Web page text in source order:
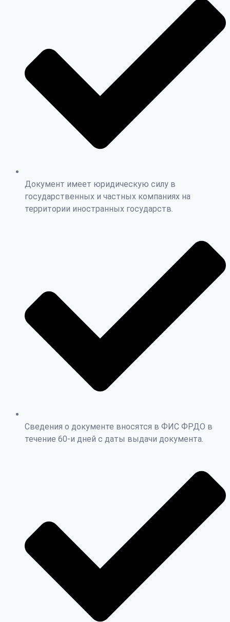
Документ имеет юридическую силу в
государственных и частных компаниях на
территории иностранных государств.
Сведения о документе вносятся в ФИС ФРДО в
течение 60-и дней с даты выдачи документа.